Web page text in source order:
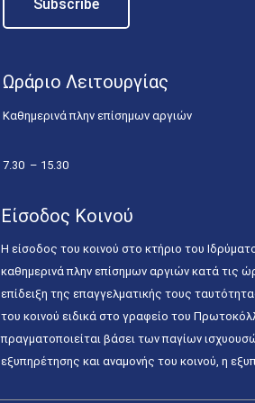
Ωράριο Λειτουργίας
Καθημερινά πλην επίσημων αργιών
7.30 – 15.30
Είσοδος Κοινού
Η είσοδος του κοινού στο κτήριο του
καθημερινά πλην επίσημων αργιών κατά τις
επίδειξη της επαγγελματικής τους
του κοινού ειδικά στο γραφείο του
πραγματοποιείται βάσει των παγίων
εξυπηρέτησης και αναμονής του κοινού, η